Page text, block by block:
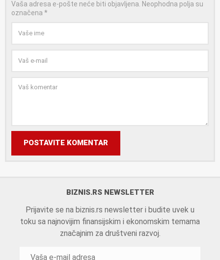
Vaša adresa e-pošte neće biti objavljena. Neophodna polja su
označena *
POSTAVITE KOMENTAR
BIZNIS.RS NEWSLETTER
Prijavite se na biznis.rs newsletter i budite uvek u
toku sa najnovijim finansijskim i ekonomskim temama
značajnim za društveni razvoj.